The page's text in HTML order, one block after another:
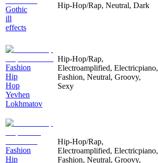
Gothic
ill
effects
Hip-Hop/Rap, Neutral, Dark
Fashion
Hip
Hop
Yevhen
Lokhmatov
Hip-Hop/Rap,
Electroamplified, Electricpiano,
Fashion, Neutral, Groovy,
Sexy
Fashion
Hip
Hip-Hop/Rap,
Electroamplified, Electricpiano,
Fashion, Neutral, Groovy,